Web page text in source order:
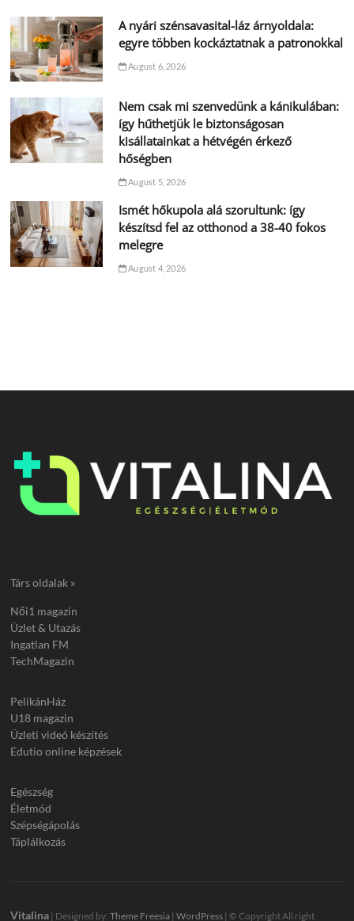
A nyári szénsavasital-láz árnyoldala:
egyre többen kockáztatnak a patronokkal
August 6, 2026
Nem csak mi szenvedünk a kánikulában:
így hűthetjük le biztonságosan
kisállatainkat a hétvégén érkező
hőségben
August 5, 2026
Ismét hőkupola alá szorultunk: így
készítsd fel az otthonod a 38-40 fokos
melegre
August 4, 2026
Társ oldalak »
Női1 magazin
Üzlet & Utazás
Ingatlan FM
TechMagazin
PelikánHáz
U18 magazin
Üzleti videó készítés
Edutio online képzések
Egészség
Életmód
Szépségápolás
Táplálkozás
Vitalina | Designed by:Theme Freesia |WordPress | © Copyright All right